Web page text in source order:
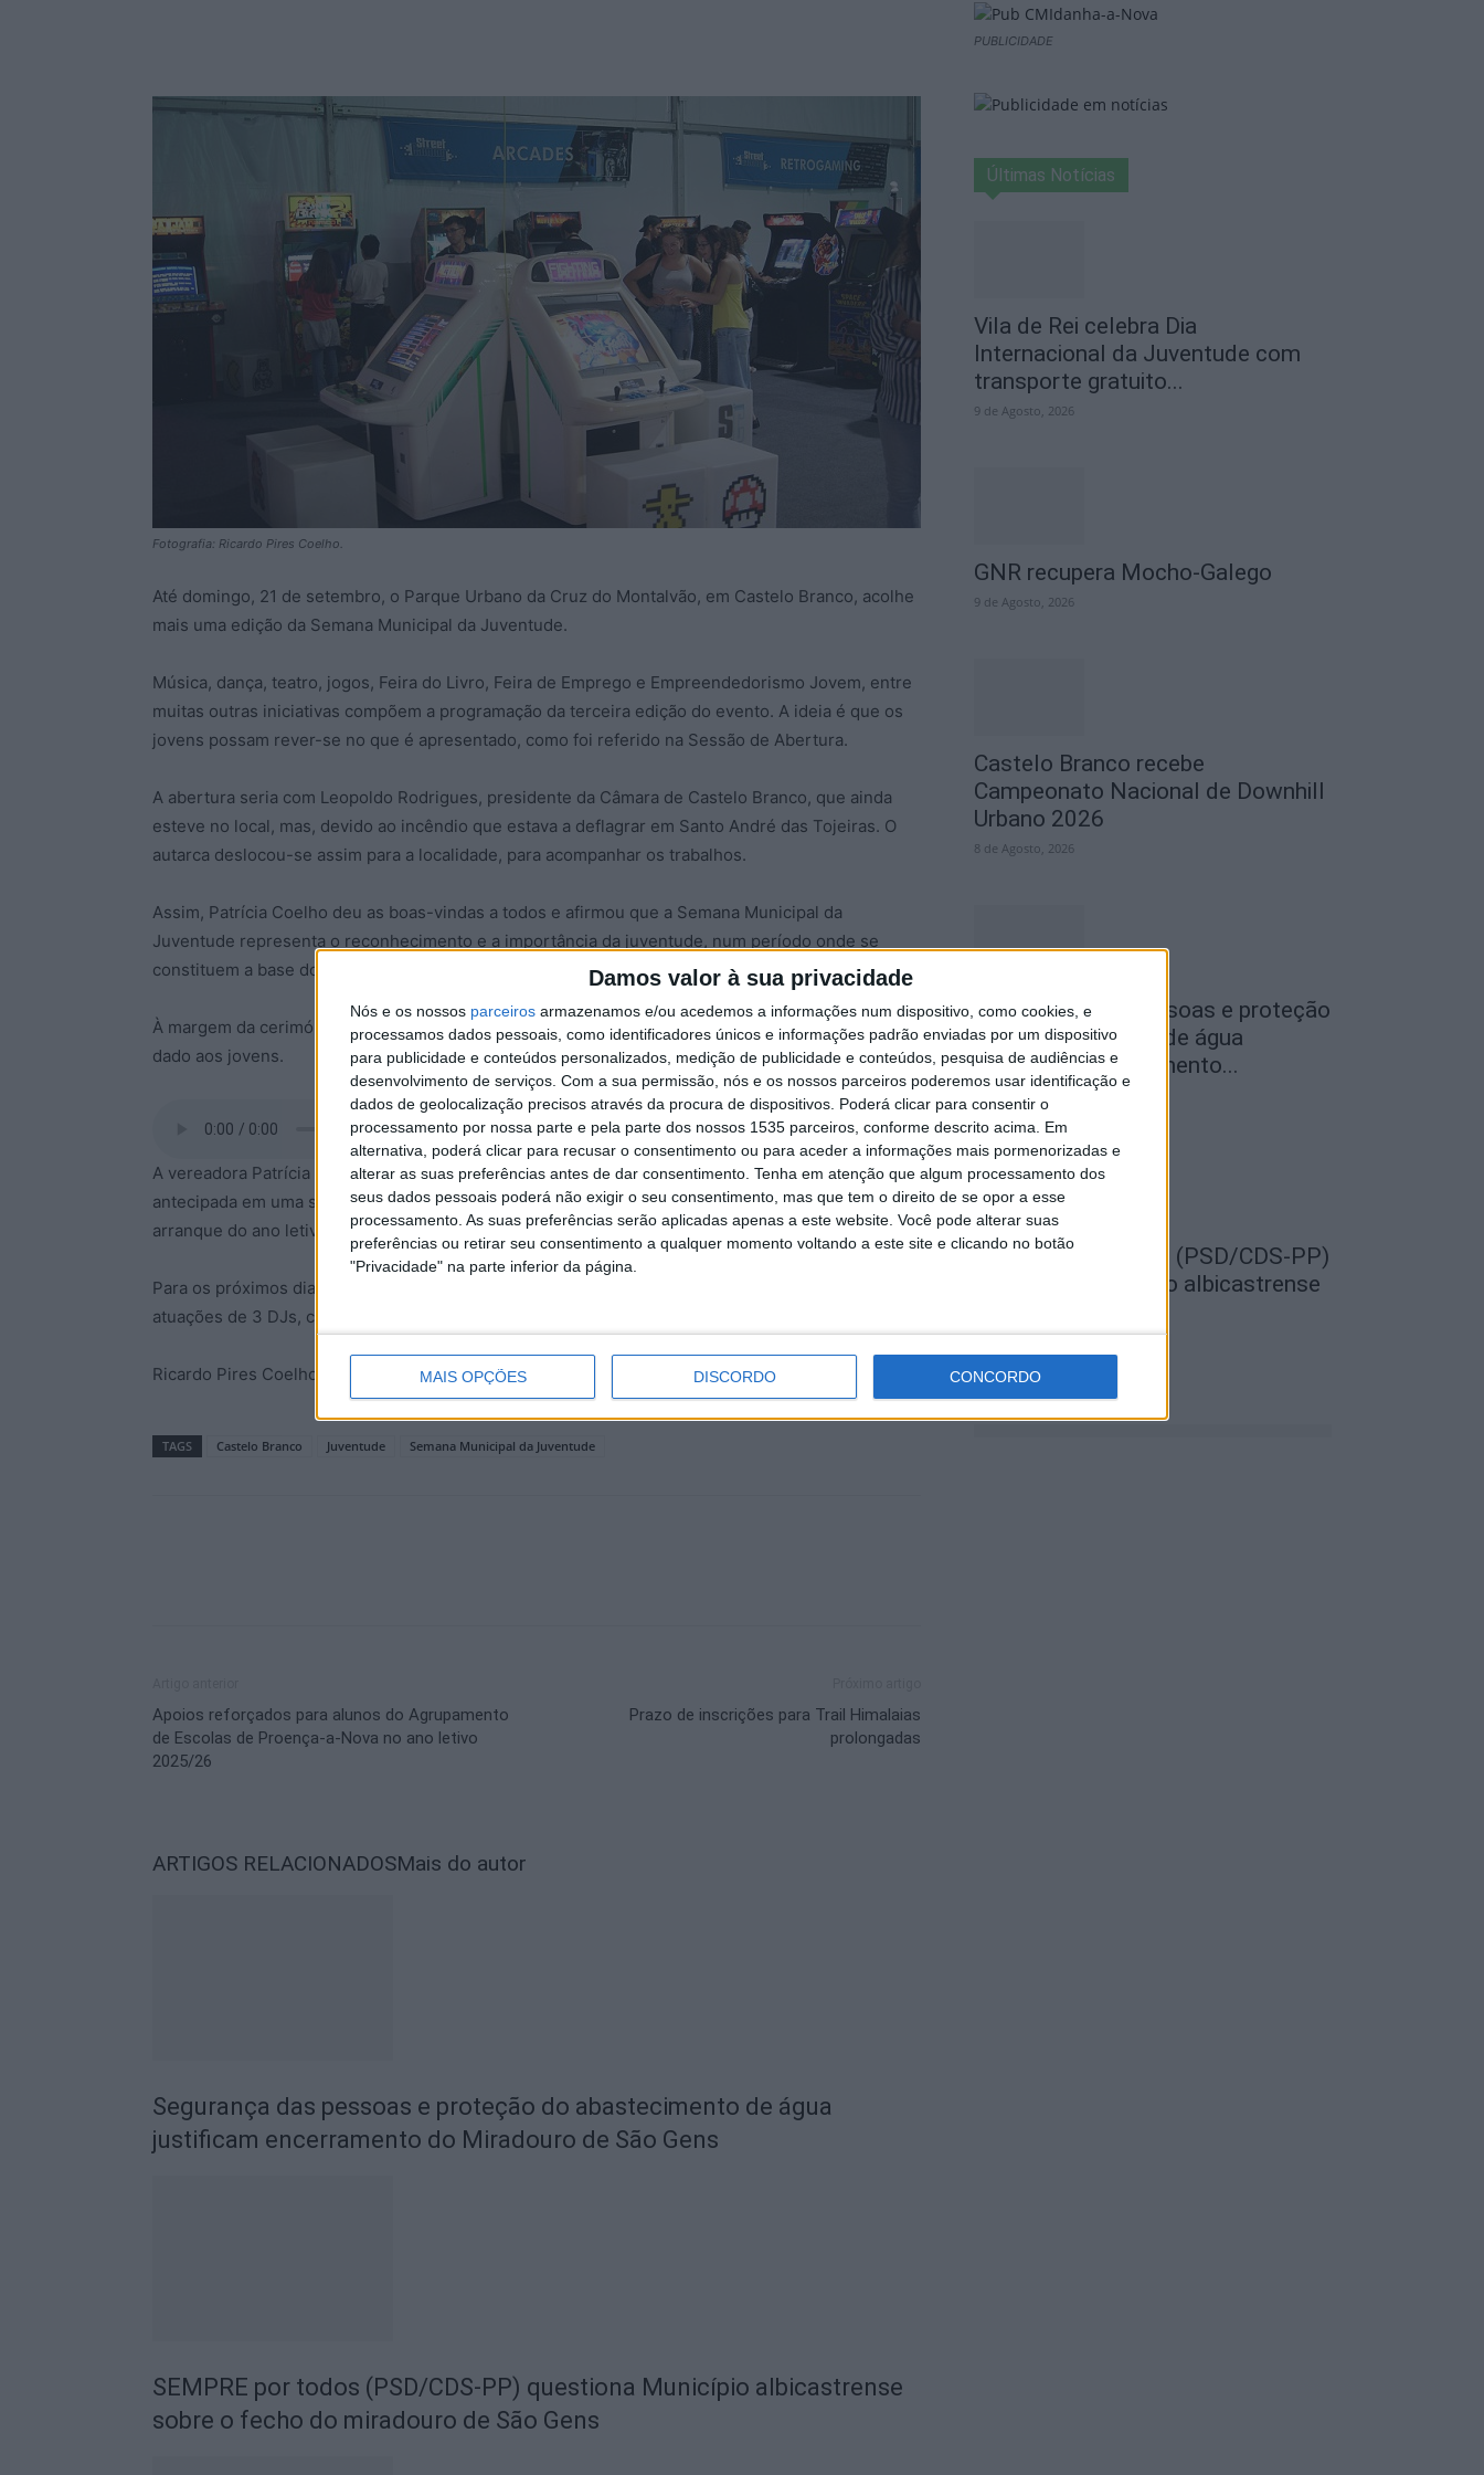
Damos valor à sua privacidade
Nós e os nossos parceiros armazenamos e/ou acedemos a informações num dispositivo, como cookies, e
processamos dados pessoais, como identificadores únicos e informações padrão enviadas por um dispositivo
para publicidade e conteúdos personalizados, medição de publicidade e conteúdos, pesquisa de audiências e
desenvolvimento de serviços. Com a sua permissão, nós e os nossos parceiros poderemos usar identificação e
dados de geolocalização precisos através da procura de dispositivos. Poderá clicar para consentir o
processamento por nossa parte e pela parte dos nossos 1535 parceiros, conforme descrito acima. Em
alternativa, poderá clicar para recusar o consentimento ou para aceder a informações mais pormenorizadas e
alterar as suas preferências antes de dar consentimento. Tenha em atenção que algum processamento dos
seus dados pessoais poderá não exigir o seu consentimento, mas que tem o direito de se opor a esse
processamento. As suas preferências serão aplicadas apenas a este website. Você pode alterar suas
preferências ou retirar seu consentimento a qualquer momento voltando a este site e clicando no botão
"Privacidade" na parte inferior da página.
MAIS OPÇÕES DISCORDO CONCORDO
Fotografia: Ricardo Pires Coelho.
Até domingo, 21 de setembro, o Parque Urbano da Cruz do Montalvão, em Castelo Branco, acolhe
mais uma edição da Semana Municipal da Juventude.
Música, dança, teatro, jogos, Feira do Livro, Feira de Emprego e Empreendedorismo Jovem, entre
muitas outras iniciativas compõem a programação da terceira edição do evento. A ideia é que os
jovens possam rever-se no que é apresentado, como foi referido na Sessão de Abertura.
A abertura seria com Leopoldo Rodrigues, presidente da Câmara de Castelo Branco, que ainda
esteve no local, mas, devido ao incêndio que estava a deflagrar em Santo André das Tojeiras. O
autarca deslocou-se assim para a localidade, para acompanhar os trabalhos.
Assim, Patrícia Coelho deu as boas-vindas a todos e afirmou que a Semana Municipal da
Juventude representa o reconhecimento e a importância da juventude, num período onde se
constituem a base dos valores e projetos.
À margem da cerimónia, a vereadora com o pelouro da Juventude e Educação frisou o palco que é
dado aos jovens.
A vereadora Patrícia Coelho acrescentou que este ano a Semana Municipal da Juventude foi
antecipada em uma semana, sendo esta uma boa forma de motivação, incentivo e energia no
arranque do ano letivo.
Para os próximos dias, na programação destaca-se para a noite de sábado, 20 de setembro, as
atuações de 3 DJs, com KYD3N (22h), Padre Guilherme (23h) e Attilo (00h45).
Ricardo Pires Coelho
TAGS Castelo Branco Juventude Semana Municipal da Juventude
Apoios reforçados para alunos do Agrupamento
de Escolas de Proença-a-Nova no ano letivo
2025/26
Prazo de inscrições para Trail Himalaias
prolongadas
ARTIGOS RELACIONADOSMais do autor
Segurança das pessoas e proteção do abastecimento de água
justificam encerramento do Miradouro de São Gens
SEMPRE por todos (PSD/CDS-PP) questiona Município albicastrense
sobre o fecho do miradouro de São Gens
PUBLICIDADE
Últimas Notícias
Vila de Rei celebra Dia
Internacional da Juventude com
transporte gratuito...
9 de Agosto, 2026
GNR recupera Mocho-Galego
9 de Agosto, 2026
Castelo Branco recebe
Campeonato Nacional de Downhill
Urbano 2026
8 de Agosto, 2026
Segurança das pessoas e proteção
do abastecimento de água
justificam encerramento...
7 de Agosto, 2026
SEMPRE por todos (PSD/CDS-PP)
questiona Município albicastrense